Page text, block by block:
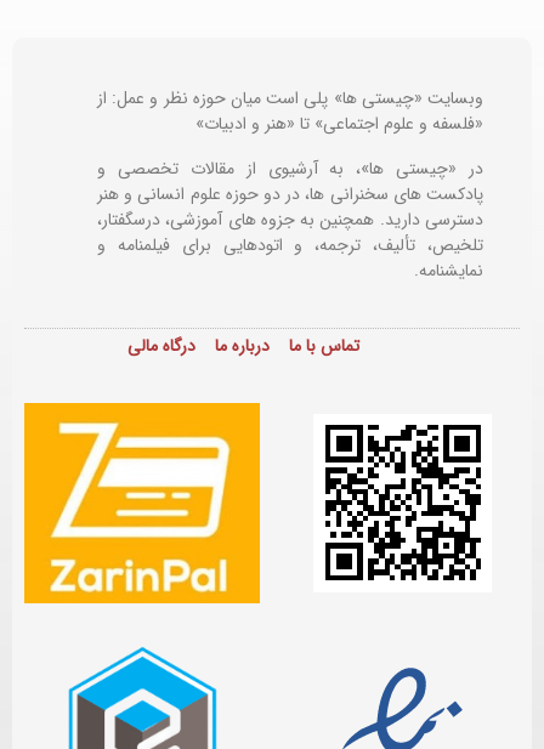
وبسایت «چیستی ها» پلی است میان حوزه نظر و عمل: از
«فلسفه و علوم اجتماعی» تا «هنر و ادبیات»
در «چیستی ها»، به آرشیوی از مقالات تخصصی و
پادکست های سخنرانی ها، در دو حوزه علوم انسانی و هنر
دسترسی دارید. همچنین به جزوه های آموزشی، درسگفتار،
تلخیص، تألیف، ترجمه، و اتودهایی برایفیلمنامه و
نمایشنامه.
تماس با ما درباره ما درگاه مالی